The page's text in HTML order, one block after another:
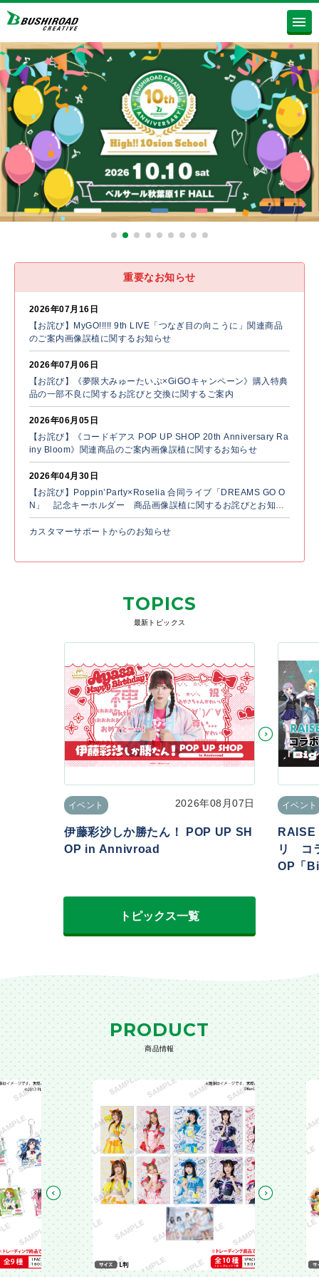
重要なお知らせ
2026年07月16日
【お詫び】MyGO!!!!! 9th LIVE「つなぎ目の向こうに」関連商品
のご案内画像誤植に関するお知らせ
2026年07月06日
【お詫び】《夢限大みゅーたいぷ×GiGOキャンペーン》購入特典
品の一部不良に関するお詫びと交換に関するご案内
2026年06月05日
【お詫び】《コードギアス POP UP SHOP 20th Anniversary Ra
iny Bloom》関連商品のご案内画像誤植に関するお知らせ
2026年04月30日
【お詫び】Poppin’Party×Roselia 合同ライブ「DREAMS GO O
N」 記念キーホルダー 商品画像誤植に関するお詫びとお知ら
せ
カスタマーサポートからのお知らせ
TOPICS
最新トピックス
イベント 2026年08月07日
伊藤彩沙しか勝たん！ POP UP SH
OP in Annivroad
イベント
RAISE
リ コ
OP「
トピックス一覧
PRODUCT
商品情報